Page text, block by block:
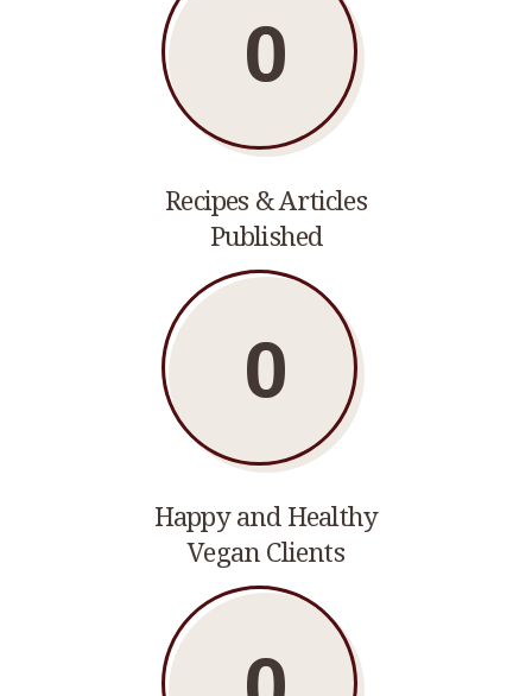
0
Recipes & Articles
Published
0
Happy and Healthy
Vegan Clients